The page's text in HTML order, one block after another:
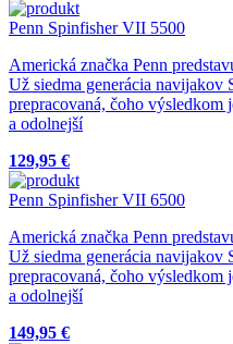
Penn Spinfisher VII 5500
Americká značka Penn
Už siedma generácia navijakov
prepracovaná, čoho výsledkom
a odolnejší
129,95 €
Penn Spinfisher VII 6500
Americká značka Penn
Už siedma generácia navijakov
prepracovaná, čoho výsledkom
a odolnejší
149,95 €